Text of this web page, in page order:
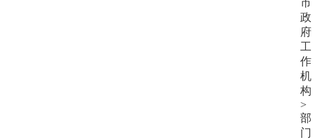
政
府
工
作
机
构
>
部
门